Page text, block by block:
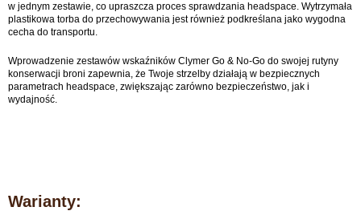
w jednym zestawie, co upraszcza proces sprawdzania headspace. Wytrzymała
plastikowa torba do przechowywania jest również podkreślana jako wygodna
cecha do transportu.
Wprowadzenie zestawów wskaźników Clymer Go & No-Go do swojej rutyny
konserwacji broni zapewnia, że Twoje strzelby działają w bezpiecznych
parametrach headspace, zwiększając zarówno bezpieczeństwo, jak i
wydajność.
Warianty: